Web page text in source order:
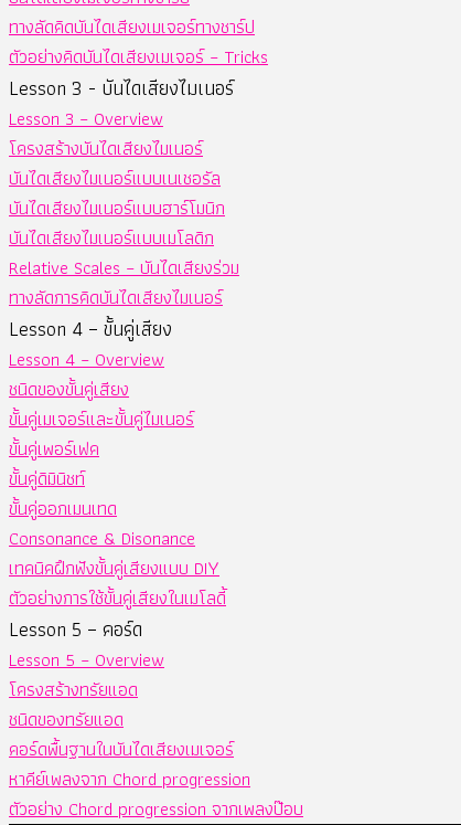
ทางลัดคิดบันไดเสียงเมเจอร์ทางชาร์ป
ตัวอย่างคิดบันไดเสียงเมเจอร์ – Tricks
Lesson 3 - บันไดเสียงไมเนอร์
Lesson 3 – Overview
โครงสร้างบันไดเสียงไมเนอร์
บันไดเสียงไมเนอร์แบบเนเชอรัล
บันไดเสียงไมเนอร์แบบฮาร์โมนิก
บันไดเสียงไมเนอร์แบบเมโลดิก
Relative Scales – บันไดเสียงร่วม
ทางลัดการคิดบันไดเสียงไมเนอร์
Lesson 4 – ขั้นคู่เสียง
Lesson 4 – Overview
ชนิดของขั้นคู่เสียง
ขั้นคู่เมเจอร์และขั้นคู่ไมเนอร์
ขั้นคู่เพอร์เฟค
ขั้นคู่ดิมินิชท์
ขั้นคู่ออกเมนเทด
Consonance & Disonance
เทคนิคฝึกฟังขั้นคู่เสียงแบบ DIY
ตัวอย่างการใช้ขั้นคู่เสียงในเมโลดี้
Lesson 5 – คอร์ด
Lesson 5 – Overview
โครงสร้างทรัยแอด
ชนิดของทรัยแอด
คอร์ดพื้นฐานในบันไดเสียงเมเจอร์
หาคีย์เพลงจาก Chord progression
ตัวอย่าง Chord progression จากเพลงป๊อบ